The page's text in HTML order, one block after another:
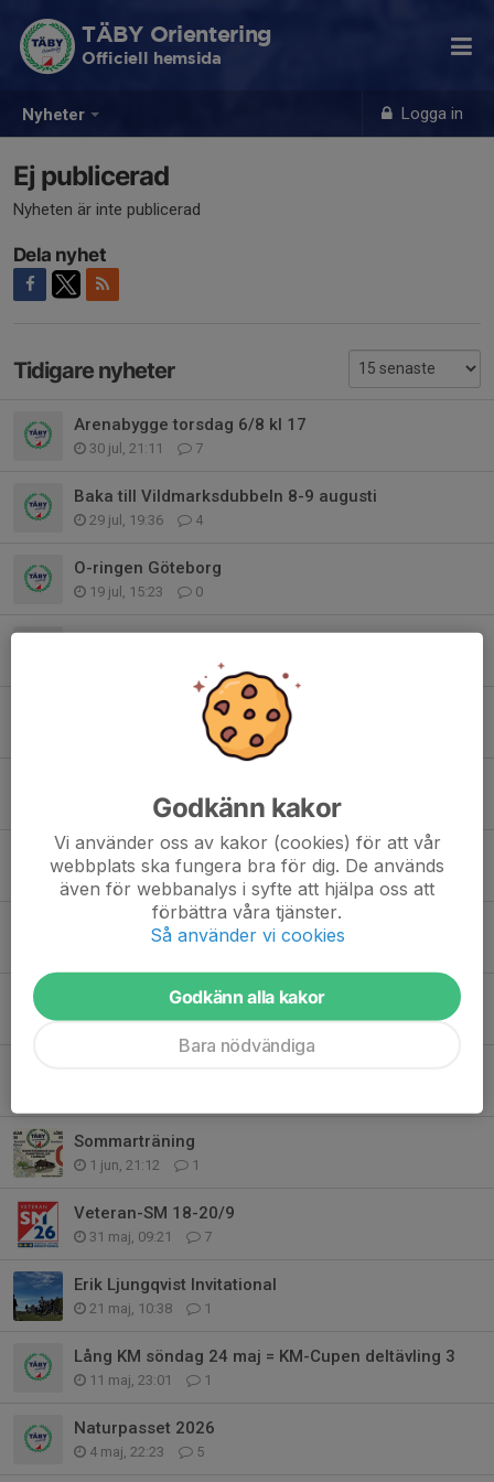
Nyheter Logga in
TÄBY Orientering
Officiell hemsida
Ej publicerad
Nyheten är inte publicerad
Dela nyhet
Tidigare nyheter
Arenabygge torsdag 6/8 kl 17
30 jul, 21:11 7
Baka till Vildmarksdubbeln 8-9 augusti
29 jul, 19:36 4
O-ringen Göteborg
19 jul, 15:23 0
TOKar i Vildmarken
Sommaren 2026
0
22 jun, 23:20 0
Provlöpning med Grillning och bad
18 jun, 00:08 0
Jukola 2026
9 jun, 13:40 0
Sommarträning
1 jun, 21:12 1
Veteran-SM 18-20/9
31 maj, 09:21 7
Erik Ljungqvist Invitational
21 maj, 10:38 1
Lång KM söndag 24 maj = KM-Cupen deltävling 3
11 maj, 23:01 1
Naturpasset 2026
4 maj, 22:23 5
Godkänn kakor
Vi använder oss av kakor (cookies) för att vår
webbplats ska fungera bra för dig. De används
även för webbanalys i syfte att hjälpa oss att
förbättra våra tjänster.
Så använder vi cookies
Godkänn alla kakor
Bara nödvändiga